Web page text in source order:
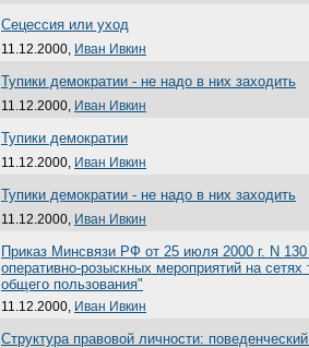
Сецессия или уход
11.12.2000, Иван Ивкин
Тупики демократии - не надо в них заходить
11.12.2000, Иван Ивкин
Тупики демократии
11.12.2000, Иван Ивкин
Тупики демократии - не надо в них заходить
11.12.2000, Иван Ивкин
Приказ Минсвязи РФ от 25 июля 2000 г. N
оперативно-розыскных мероприятий на
общего пользования"
11.12.2000, Иван Ивкин
Структура правовой личности: